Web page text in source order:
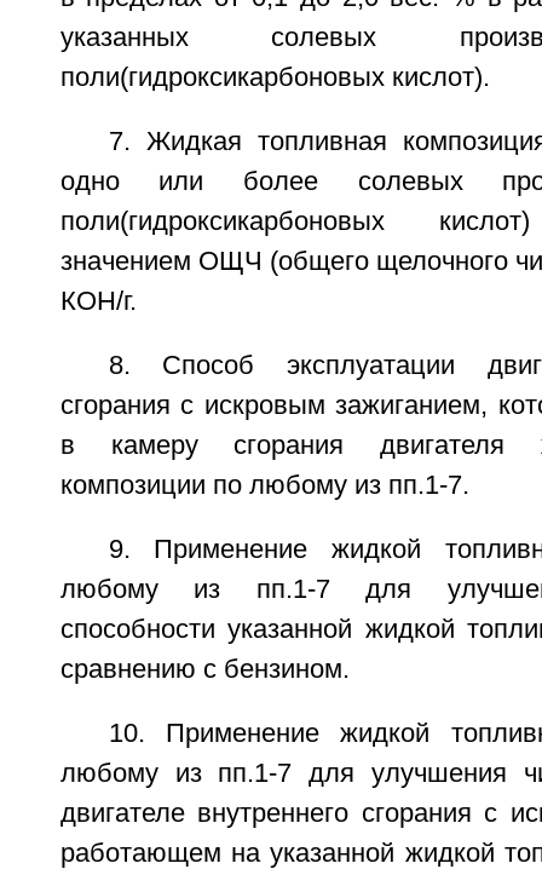
указанных солевых
поли(гидроксикарбоновых кислот).
7. Жидкая топливная
одно или более солевых
поли(гидроксикарбоновых
значением ОЩЧ (общего щелочного
КОН/г.
8. Способ эксплуатации
сгорания с искровым зажиганием,
в камеру сгорания двигателя
композиции по любому из пп.1-7.
9. Применение жидкой
любому из пп.1-7 для
способности указанной жидкой
сравнению с бензином.
10. Применение жидкой
любому из пп.1-7 для улучшения
двигателе внутреннего сгорания с
работающем на указанной жидкой